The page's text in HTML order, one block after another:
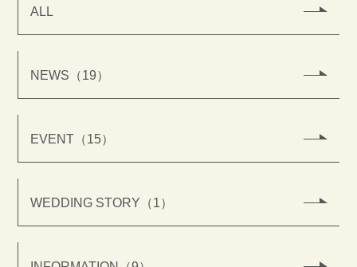
ALL
NEWS（19）
EVENT（15）
WEDDING STORY（1）